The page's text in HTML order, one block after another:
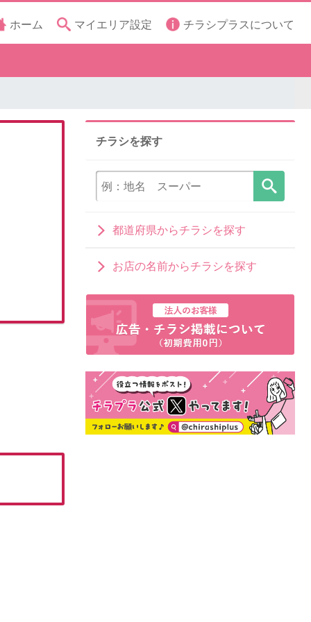
ホーム マイエリア設定 チラシプラスについて
チラシを探す
都道府県からチラシを探す
お店の名前からチラシを探す